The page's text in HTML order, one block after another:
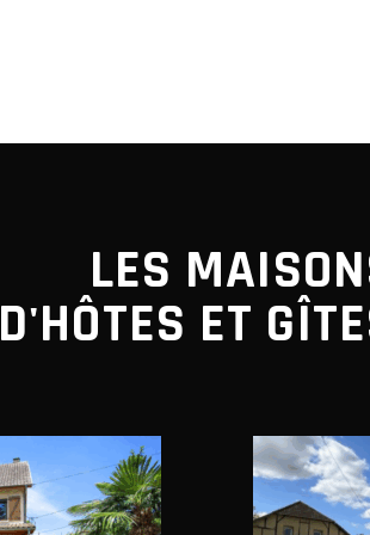
LES
D'HÔTES ET